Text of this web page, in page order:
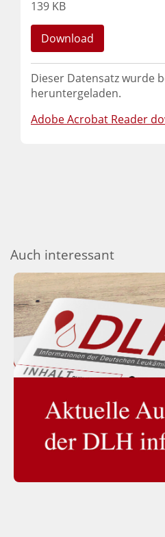
139 KB
Download
Dieser Datensatz wurde
heruntergeladen.
Adobe Acrobat Reader
Auch interessant